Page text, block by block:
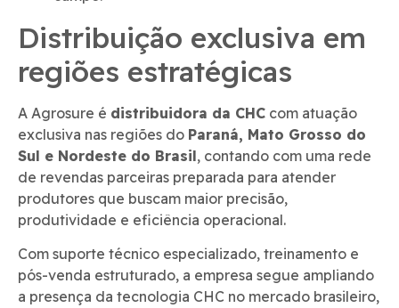
Distribuição exclusiva em
regiões estratégicas
A Agrosure é distribuidora da CHC com atuação
exclusiva nas regiões do Paraná, Mato Grosso do
Sul e Nordeste do Brasil, contando com uma rede
de revendas parceiras preparada para atender
produtores que buscam maior precisão,
produtividade e eficiência operacional.
Com suporte técnico especializado, treinamento e
pós-venda estruturado, a empresa segue ampliando
a presença da tecnologia CHC no mercado brasileiro,